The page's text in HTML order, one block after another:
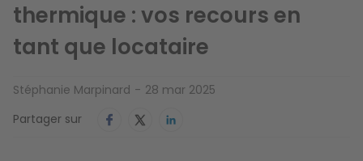
thermique : vos recours en
tant que locataire
Stéphanie Marpinard
28 mar 2025
Partager sur